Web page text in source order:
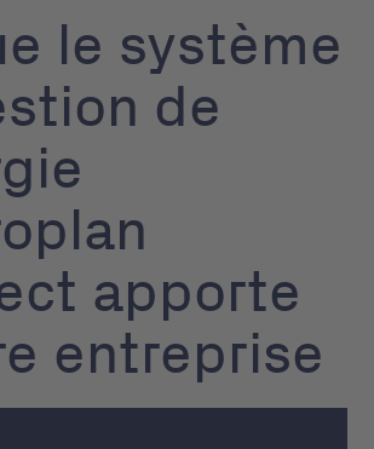
le système
de
apporte
entreprise